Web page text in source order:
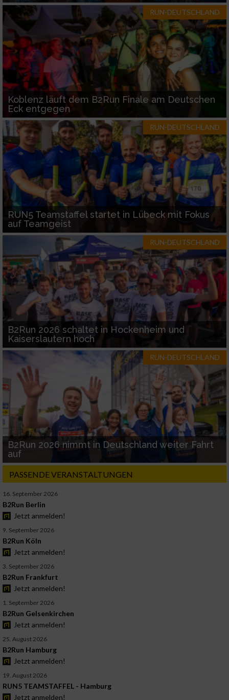
RUN-DEUTSCHLAND
Koblenz läuft dem B2Run Finale am Deutschen
Eck entgegen
RUN-DEUTSCHLAND
RUN5 Teamstaffel startet in Lübeck mit Fokus
auf Teamgeist
RUN-DEUTSCHLAND
B2Run 2026 schaltet in Hockenheim und
Kaiserslautern hoch
RUN-DEUTSCHLAND
B2Run 2026 nimmt in Deutschland weiter Fahrt
auf
PASSENDE VERANSTALTUNGEN
16. September 2026
B2Run Berlin
Jetzt anmelden!
9. September 2026
B2Run Köln
Jetzt anmelden!
3. September 2026
B2Run Frankfurt
Jetzt anmelden!
1. September 2026
B2Run Gelsenkirchen
Jetzt anmelden!
25. August 2026
B2Run Hamburg
Jetzt anmelden!
19. August 2026
RUN5 TEAMSTAFFEL - Hamburg
Jetzt anmelden!